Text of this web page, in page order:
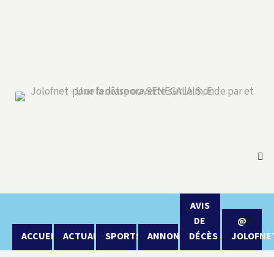
ACCUEIL ACTUALITÉSPORTS ANNONCES
AVIS
DE
DÉCÈS
@